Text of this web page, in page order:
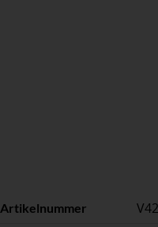
Artikelnummer